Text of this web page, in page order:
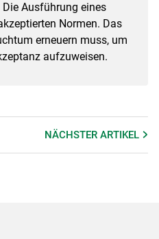
Ausführung eines
Normen. Das
erneuern muss, um
aufzuweisen.
NÄCHSTERARTIKEL